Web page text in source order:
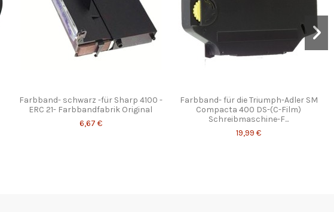
Farbband- schwarz -für Sharp 4100 -
ERC 21- Farbbandfabrik Original
6,67 €
Farbband- für die Triumph-Adler SM
Compacta 400 DS-(C-Film)
Schreibmaschine-F...
19,99 €